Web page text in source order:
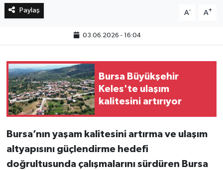
Paylaş A- A+
03.06.2026 - 16:04
Bursa Büyükşehir
Keles'te ulaşım
kalitesini artırıyor
Bursa’nın yaşam kalitesini artırma ve ulaşım
altyapısını güçlendirme hedefi
doğrultusunda çalışmalarını sürdüren Bursa